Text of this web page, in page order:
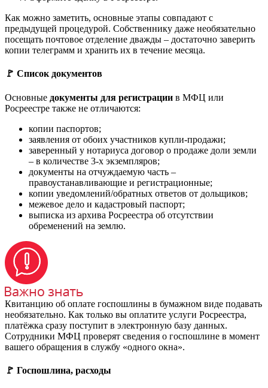
Как можно заметить, основные этапы совпадают с
предыдущей процедурой. Собственнику даже необязательно
посещать почтовое отделение дважды – достаточно заверить
копии телеграмм и хранить их в течение месяца.
🚩 Список документов
Основные документы для регистрации в МФЦ или
Росреестре также не отличаются:
копии паспортов;
заявления от обоих участников купли-продажи;
заверенный у нотариуса договор о продаже доли земли
– в количестве 3-х экземпляров;
документы на отчуждаемую часть –
правоустанавливающие и регистрационные;
копии уведомлений/обратных ответов от дольщиков;
межевое дело и кадастровый паспорт;
выписка из архива Росреестра об отсутствии
обременений на землю.
Квитанцию об оплате госпошлины в бумажном виде подавать
необязательно. Как только вы оплатите услуги Росреестра,
платёжка сразу поступит в электронную базу данных.
Сотрудники МФЦ проверят сведения о госпошлине в момент
вашего обращения в службу «одного окна».
🚩 Госпошлина, расходы